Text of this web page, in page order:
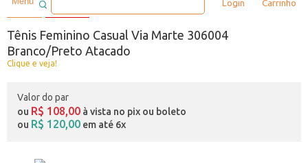
Login Carrinho
28% OFF
Tênis Feminino Casual Via Marte 306004
Branco/Preto Atacado
Clique e veja!
Valor do par
ou R$ 108,00 à vista no pix ou boleto
ou R$ 120,00 em até 6x